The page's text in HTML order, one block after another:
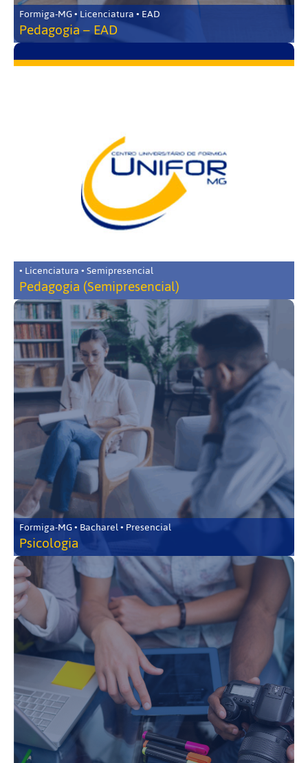
Formiga-MG • Licenciatura • EAD
Pedagogia – EAD
• Licenciatura • Semipresencial
Pedagogia (Semipresencial)
Formiga-MG • Bacharel • Presencial
Psicologia